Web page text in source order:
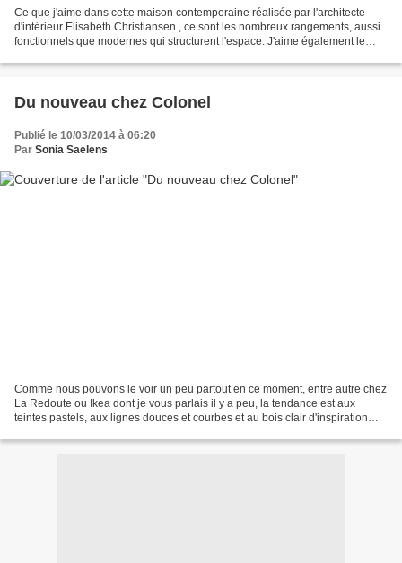
Ce que j'aime dans cette maison contemporaine réalisée par l'architecte
d'intérieur Elisabeth Christiansen , ce sont les nombreux rangements, aussi
fonctionnels que modernes qui structurent l'espace. J'aime également le
Du nouveau chez Colonel
Publié le 10/03/2014 à 06:20
Par Sonia Saelens
Comme nous pouvons le voir un peu partout en ce moment, entre autre chez
La Redoute ou Ikea dont je vous parlais il y a peu, la tendance est aux
teintes pastels, aux lignes douces et courbes et au bois clair d'inspiration